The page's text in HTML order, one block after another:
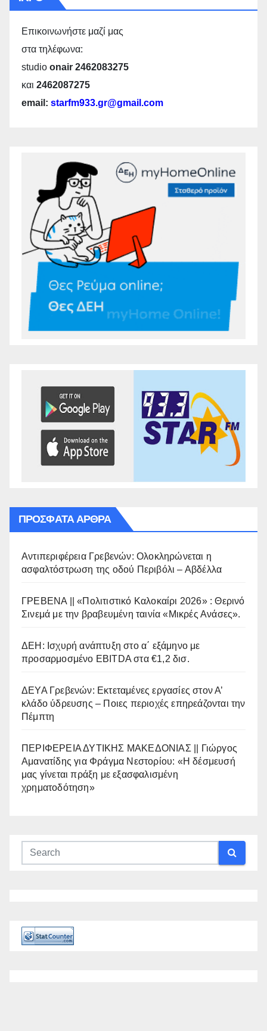
Επικοινωνήστε μαζί μας
στα τηλέφωνα:
studio onair 2462083275
και 2462087275
email: starfm933.gr@gmail.com
ΠΡΌΣΦΑΤΑ ΆΡΘΡΑ
Αντιπεριφέρεια Γρεβενών: Ολοκληρώνεται η
ασφαλτόστρωση της οδού Περιβόλι – Αβδέλλα
ΓΡΕΒΕΝΑ || «Πολιτιστικό Καλοκαίρι 2026» : Θερινό
Σινεμά με την βραβευμένη ταινία «Μικρές Ανάσες».
ΔΕΗ: Ισχυρή ανάπτυξη στο α΄ εξάμηνο με
προσαρμοσμένο EBITDA στα €1,2 δισ.
ΔΕΥΑ Γρεβενών: Εκτεταμένες εργασίες στον Α’
κλάδο ύδρευσης – Ποιες περιοχές επηρεάζονται την
Πέμπτη
ΠΕΡΙΦΕΡΕΙΑ ΔΥΤΙΚΗΣ ΜΑΚΕΔΟΝΙΑΣ || Γιώργος
Αμανατίδης για Φράγμα Νεστορίου: «Η δέσμευσή
μας γίνεται πράξη με εξασφαλισμένη
χρηματοδότηση»